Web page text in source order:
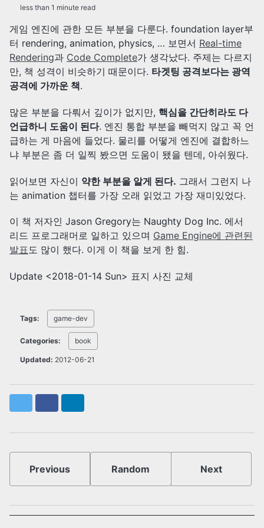
less than 1 minute read
게임 엔진에 관한 모든 부분을 다룬다. foundation layer부
터 rendering, animation, physics, … 보면서 Real-time
Rendering과 Code Complete가 생각났다. 주제는 다르지
만, 책 성격이 비슷하기 때문이다. 타겟팅 공격보다는 광역
공격에 가까운 책.
많은 부분을 다뤄서 깊이가 없지만, 핵심을 간단히라도 다
언급하니 도움이 된다. 엔진 통합 부분을 빼먹지 않고 꼭 언
급하는 게 마음에 들었다. 물리를 어떻게 엔진에 결합하느
냐 부분은 좀 더 일찍 봤으면 도움이 됐을 텐데, 아쉬웠다.
읽어보면 자신이 약한 부분을 알게 된다. 그래서 그런지 나
는 animation 챕터를 가장 오래 읽었고 가장 재미있었다.
이 책 저자인 Jason Gregory는 Naughty Dog Inc. 에서
리드 프로그래머로 일하고 있으며 Game Engine에 관련된
발표도 많이 했다. 이게 이 책을 보게 한 힘.
Update <2018-01-14 Sun> 표지 사진 교체
Tags: game-dev
Categories: book
Updated: 2012-06-21
Previous Random Next